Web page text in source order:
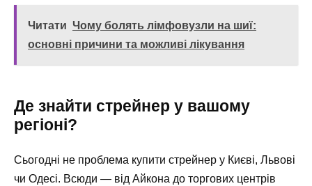
Читати Чому болять лімфовузли на шиї:
основні причини та можливі лікування
Де знайти стрейнер у вашому
регіоні?
Сьогодні не проблема купити стрейнер у Києві, Львові
чи Одесі. Всюди — від Айкона до торгових центрів